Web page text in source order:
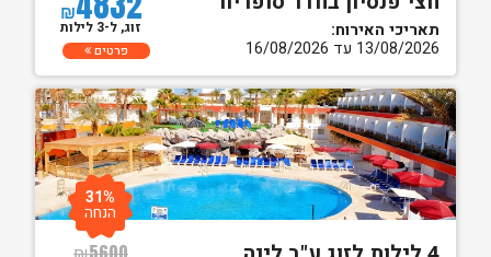
תאריכי האירוח:
13/08/2026 עד 16/08/2026
₪
זוג, ל-3 לילות
פרטים
31%
הנחה